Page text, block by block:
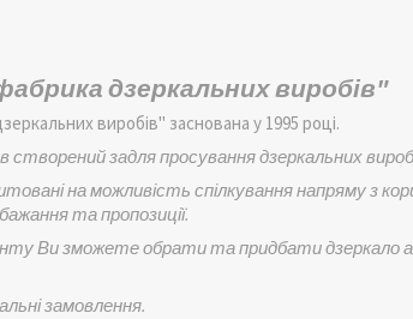
дзеркальних виробів"
виробів" заснована у 1995 році.
задля просування дзеркальних
на можливість спілкування напряму з
та пропозиції.
Ви зможете обрати та придбати дзеркало
замовлення.